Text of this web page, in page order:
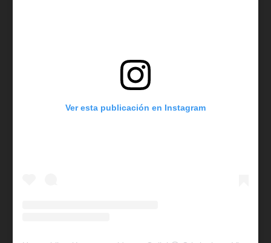
Ver esta publicación en Instagram